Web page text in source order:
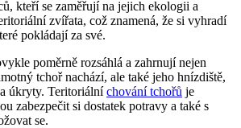
kteří se zaměřují na jejich ekologii a
zvířata, což znamená, že si vyhradí
pokládají za své.
poměrně rozsáhlá a zahrnují nejen
tchoř nachází, ale také jeho hnízdiště,
úkryty. Teritoriálníchování tchořů je
zabezpečit si dostatek potravy a také s
se.